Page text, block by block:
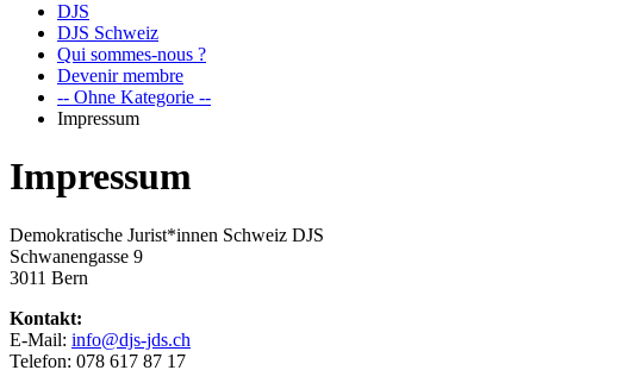
DJS
DJS Schweiz
Qui sommes-nous ?
Devenir membre
-- Ohne Kategorie --
Impressum
Impressum
Demokratische Jurist*innen Schweiz DJS
Schwanengasse 9
3011 Bern
Kontakt:
E-Mail: info@djs-jds.ch
Telefon: 078 617 87 17